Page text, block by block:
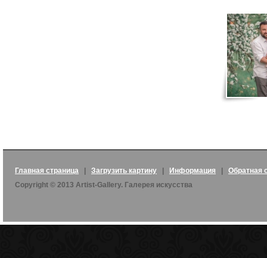
Главная страница Загрузить картину Информация
Обратная
Copyright © 2013 Artist-Gallery. Галерея искусства